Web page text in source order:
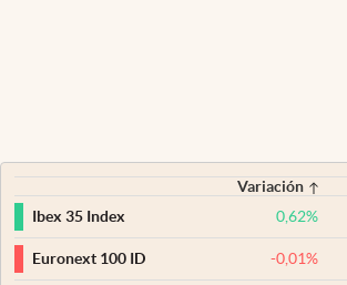
Variación
Ibex 35 Index
0,62%
Euronext 100 ID -0,01%